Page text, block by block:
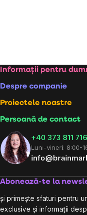
Subsol
Informații pentru
Despre companie
Proiectele noastre
Persoană de contact
+40 373 811 716
Luni-vineri: 8:00-
Abonează-te la
și primește sfaturi pentru
exclusive și informații